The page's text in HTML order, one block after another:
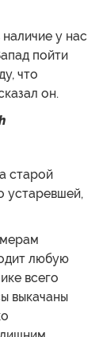
у нас
пойти
что
он.
старой
устаревшей,
любую
всего
выкачаны